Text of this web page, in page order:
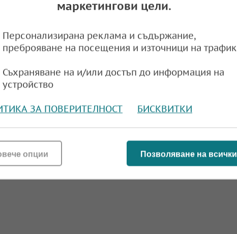
маркетингови цели.
Персонализирана реклама и съдържание,
преброяване на посещения и източници на трафик
Съхраняване на и/или достъп до информация на
устройство
ЗА ПОВЕРИТЕЛНОСТ БИСКВИТКИ
Позволяване на всички
опции